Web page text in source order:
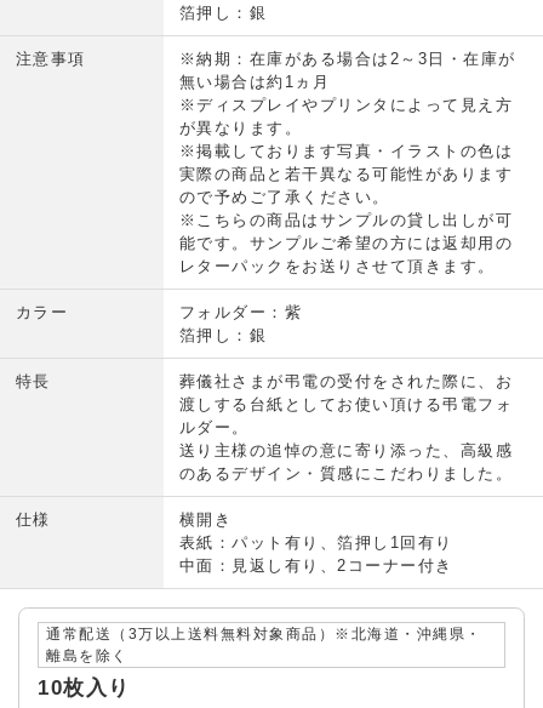
箔押し：銀
注意事項
※納期：在庫がある場合は2～3日・在庫が
無い場合は約1ヵ月
※ディスプレイやプリンタによって見え方
が異なります。
※掲載しております写真・イラストの色は
実際の商品と若干異なる可能性があります
ので予めご了承ください。
※こちらの商品はサンプルの貸し出しが可
能です。サンプルご希望の方には返却用の
レターパックをお送りさせて頂きます。
カラー
フォルダー：紫
箔押し：銀
特長
葬儀社さまが弔電の受付をされた際に、お
渡しする台紙としてお使い頂ける弔電フォ
ルダー。
送り主様の追悼の意に寄り添った、高級感
のあるデザイン・質感にこだわりました。
仕様
横開き
表紙：パット有り、箔押し1回有り
中面：見返し有り、2コーナー付き
通常配送（3万以上送料無料対象商品）※北海道・沖縄県・
離島を除く
10枚入り